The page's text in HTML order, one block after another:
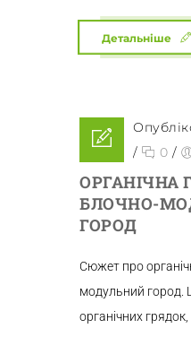
Детальніше
/
0 /
ОРГАНІЧНА
БЛОЧНО-
ГОРОД
Сюжет про
модульний город.
органічних грядок,